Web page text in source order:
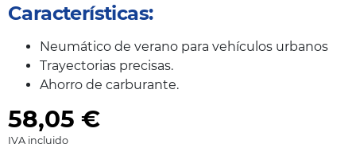
Características:
Neumático de verano para vehículos urbanos
Trayectorias precisas.
Ahorro de carburante.
58,05 €
IVA incluido